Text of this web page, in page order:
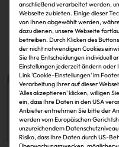
IZ 30.11.2024
anschließend verarbeitet werden,
Webseite zu bieten. Einige dieser
von Ihnen abgewählt werden,
dazu dienen, unsere Webseite
betreiben. Durch Klicken des
der nicht notwendigen Cookies
Sie Ihre Entscheidungen individuell
Einstellungen jederzeit ändern oder
Link 'Cookie-Einstellungen' im
Verarbeitung Ihrer auf dieser
'Alles akzeptieren' klicken, willigen
ein, dass Ihre Daten in den USA
Anbieter entnehmen Sie bitte der
werden vom Europäischen
unzureichendem
Risiko, dass Ihre Daten durch US-